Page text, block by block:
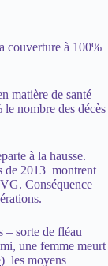
à 100%
de santé
nombre des décès
à la hausse.
de 2013 montrent
Conséquence
sorte de fléau
une femme meurt
) les moyens